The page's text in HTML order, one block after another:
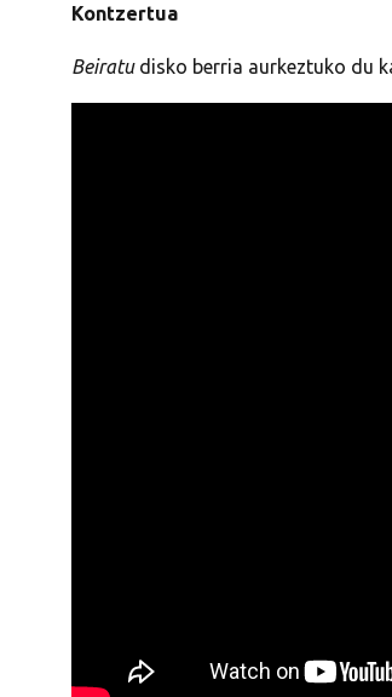
Kontzertua
Beiratudisko berria aurkeztuko du